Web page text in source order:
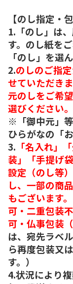
【のし指定・
1.「のし」は
す。のし紙を
「のし」を選
2.のしのご指
せていただき
元のしをご希
選びください。
※「御中元」
ひらがなの「
3. 「名入れ」
装」「手提げ
設定（のし等
し、一部の商
もございます。
可・二重包装
可・仏事包装
は、宛先ラベ
ら再度包装又
す。）
4.状況により